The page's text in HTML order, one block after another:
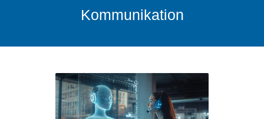
Kommunikation